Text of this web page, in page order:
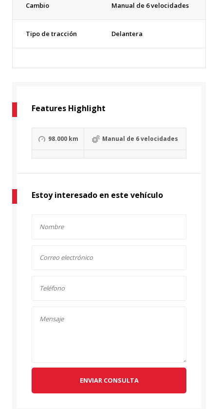
Cambio Manual de 6 velocidades
Tipo de tracción Delantera
Features Highlight
98.000 km Manual de 6 velocidades
Estoy interesado en este vehículo
ENVIAR CONSULTA